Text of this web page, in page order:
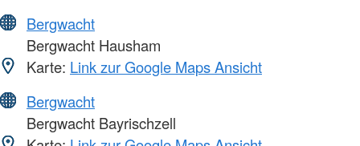
Bergwacht
Bergwacht Hausham
Karte: Link zur Google Maps Ansicht
Bergwacht
Bergwacht Bayrischzell